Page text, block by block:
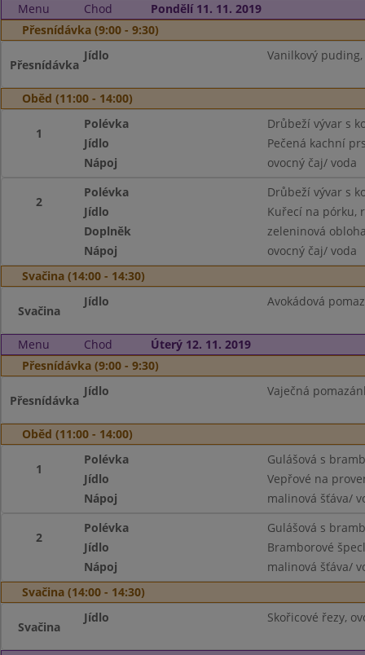
Menu Chod
Pondělí 11. 11. 2019
Přesnídávka (9:00 - 9:30)
Přesnídávka
Jídlo Vanilkový
Oběd (11:00 - 14:00)
1
Polévka
Drůbeží vývar s
Jídlo
Pečená kachní
Nápoj
ovocný čaj/ voda
2
Polévka
Drůbeží vývar s
Jídlo
Kuřecí na pórku,
Doplněk
zeleninová
Nápoj
ovocný čaj/ voda
Svačina (14:00 - 14:30)
Svačina
Jídlo Avokádová
Menu Chod
Úterý 12. 11. 2019
Přesnídávka (9:00 - 9:30)
Přesnídávka
Jídlo Vaječná
Oběd (11:00 - 14:00)
1
Polévka
Gulášová s
Jídlo
Vepřové na
Nápoj
malinová šťáva/
2
Polévka
Gulášová s
Jídlo
Bramborové
Nápoj
malinová šťáva/
Svačina (14:00 - 14:30)
Svačina
Jídlo Skořicové řezy,